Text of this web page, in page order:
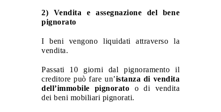
2) Vendita e assegnazione del bene
pignorato
I beni vengono liquidati attraverso la
vendita.
Passati 10 giorni dal pignoramento il
creditore può fare un’istanza di vendita
dell’immobile pignorato o di vendita
dei beni mobiliari pignorati.